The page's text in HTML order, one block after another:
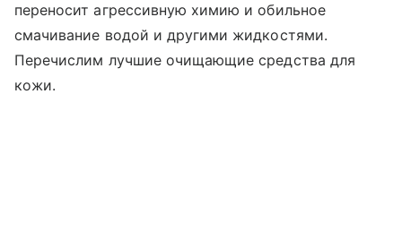
переносит агрессивную химию и обильное
смачивание водой и другими жидкостями.
Перечислим лучшие очищающие средства для
кожи.